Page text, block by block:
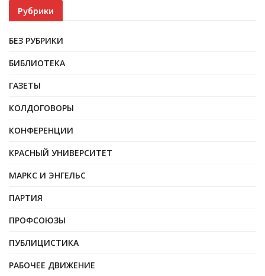
Рубрики
БЕЗ РУБРИКИ
БИБЛИОТЕКА
ГАЗЕТЫ
КОЛДОГОВОРЫ
КОНФЕРЕНЦИИ
КРАСНЫЙ УНИВЕРСИТЕТ
МАРКС И ЭНГЕЛЬС
ПАРТИЯ
ПРОФСОЮЗЫ
ПУБЛИЦИСТИКА
РАБОЧЕЕ ДВИЖЕНИЕ